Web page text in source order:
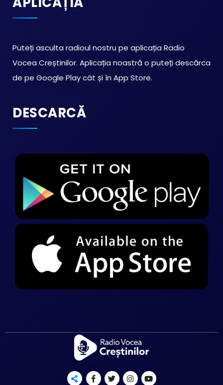
Puteți asculta radioul nostru pe aplicația Radio
Vocea Creștinilor. Aplicația noastră o puteți descărca
de pe Google Play cât și în App Store.
DESCARCĂ